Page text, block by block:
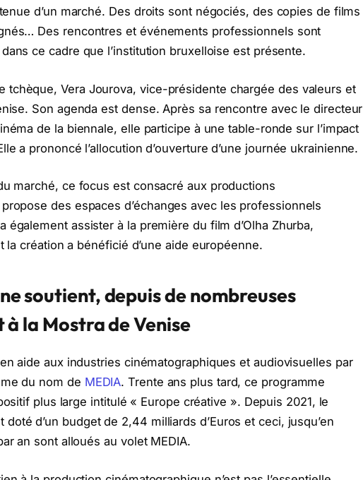
tenue d’un marché. Des droits sont négociés, des copies de films
Des rencontres et événements professionnels sont
ce cadre que l’institution bruxelloise est présente.
tchèque, Vera Jourova, vice-présidente chargée des valeurs et
Son agenda est dense. Après sa rencontre avec le directeur
de la biennale, elle participe à une table-ronde sur l’impact
a prononcé l’allocution d’ouverture d’une journée ukrainienne.
marché, ce focus est consacré aux productions
des espaces d’échanges avec les professionnels
également assister à la première du film d’Olha Zhurba,
la création a bénéficié d’une aide européenne.
soutient, depuis de nombreuses
à la Mostra de Venise
en aide aux industries cinématographiques et audiovisuelles par
du nom de MEDIA. Trente ans plus tard, ce programme
plus large intitulé « Europe créative ». Depuis 2021, le
d’un budget de 2,44 milliards d’Euros et ceci, jusqu’en
an sont alloués au volet MEDIA.